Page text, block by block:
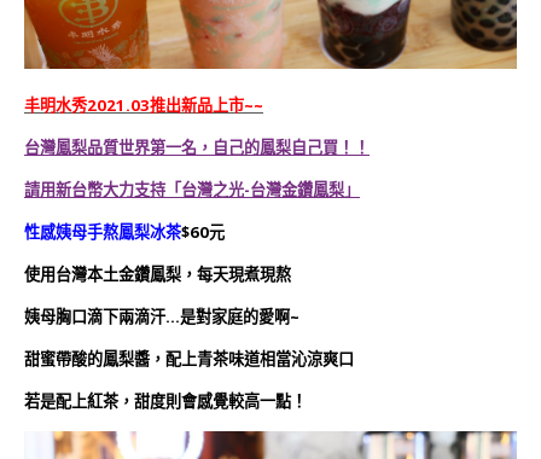
丰明水秀2021.03推出新品上市~~
台灣鳳梨品質世界第一名，自己的鳳梨自己買！！
請用新台幣大力支持「台灣之光-台灣金鑽鳳梨」
性感姨母手熬鳳梨冰茶$60元
使用台灣本土金鑽鳳梨，每天現煮現熬
姨母胸口滴下兩滴汗…是對家庭的愛啊~
甜蜜帶酸的鳳梨醬，配上青茶味道相當沁涼爽口
若是配上紅茶，甜度則會感覺較高一點！